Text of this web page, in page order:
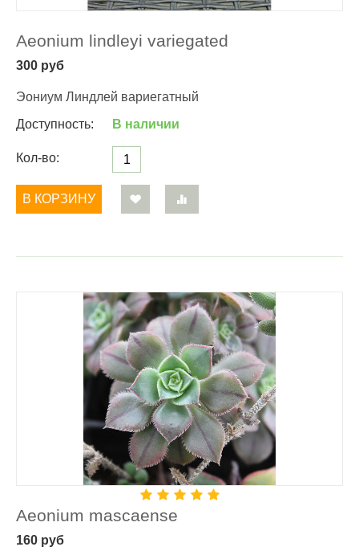
Aeonium lindleyi variegated
300 руб
Эониум Линдлей вариегатный
Доступность:
В наличии
Кол-во:
В КОРЗИНУ
Aeonium mascaense
160 руб